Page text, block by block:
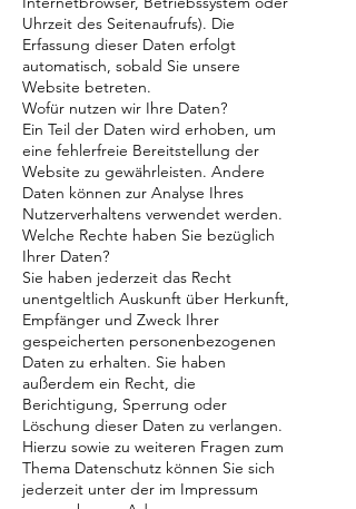
Uhrzeit des Seitenaufrufs). Die
Erfassung dieser Daten erfolgt
automatisch, sobald Sie unsere
Website betreten.
Wofür nutzen wir Ihre Daten?
Ein Teil der Daten wird erhoben, um
eine fehlerfreie Bereitstellung der
Website zu gewährleisten. Andere
Daten können zur Analyse Ihres
Nutzerverhaltens verwendet werden.
Welche Rechte haben Sie bezüglich
Ihrer Daten?
Sie haben jederzeit das Recht
unentgeltlich Auskunft über Herkunft,
Empfänger und Zweck Ihrer
gespeicherten personenbezogenen
Daten zu erhalten. Sie haben
außerdem ein Recht, die
Berichtigung, Sperrung oder
Löschung dieser Daten zu verlangen.
Hierzu sowie zu weiteren Fragen zum
Thema Datenschutz können Sie sich
jederzeit unter der im Impressum